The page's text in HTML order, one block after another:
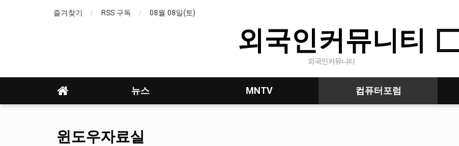
즐겨찾기 RSS 구독 08월 08일(토)
외국인커뮤니티
외국인커뮤니티
뉴스 MNTV 컴퓨터포럼
윈도우자료실